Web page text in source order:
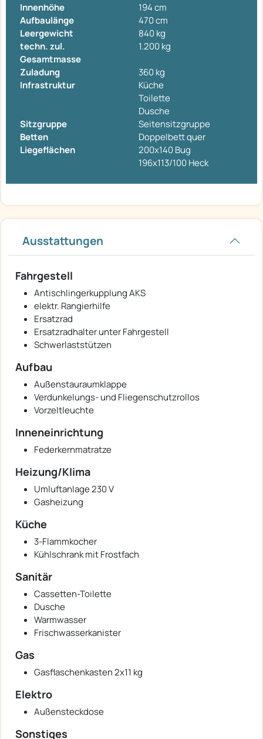
Innenhöhe
194 cm
Aufbaulänge
470 cm
Leergewicht
840 kg
techn. zul.
Gesamtmasse
1.200 kg
Zuladung
360 kg
Infrastruktur
Küche
Toilette
Dusche
Sitzgruppe
Seitensitzgruppe
Betten
Doppelbett quer
Liegeflächen
200x140 Bug
196x113/100 Heck
Ausstattungen
Fahrgestell
Antischlingerkupplung AKS
elektr. Rangierhilfe
Ersatzrad
Ersatzradhalter unter Fahrgestell
Schwerlaststützen
Aufbau
Außenstauraumklappe
Verdunkelungs- und Fliegenschutzrollos
Vorzeltleuchte
Inneneinrichtung
Federkernmatratze
Heizung/Klima
Umluftanlage 230 V
Gasheizung
Küche
3-Flammkocher
Kühlschrank mit Frostfach
Sanitär
Cassetten-Toilette
Dusche
Warmwasser
Frischwasserkanister
Gas
Gasflaschenkasten 2x11 kg
Elektro
Außensteckdose
Sonstiges